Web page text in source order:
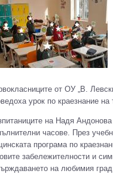
от ОУ „В.
урок по краезнание на
на Надя
часове. През
програма по
забележителности и
на любимия град